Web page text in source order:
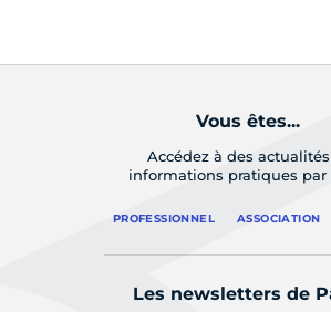
Vous êtes...
Accédez à des
informations pratiques par
PROFESSIONNEL ASSOCIATION
Les newsletters de